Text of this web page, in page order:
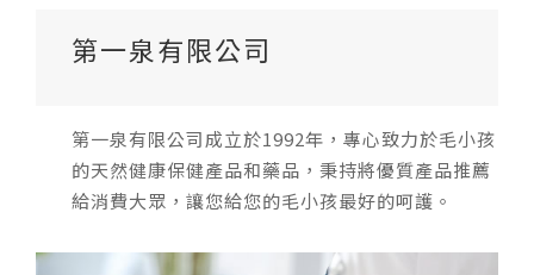
第一泉有限公司
第一泉有限公司成立於1992年，專心致力於毛小孩
的天然健康保健產品和藥品，秉持將優質產品推薦
給消費大眾，讓您給您的毛小孩最好的呵護。